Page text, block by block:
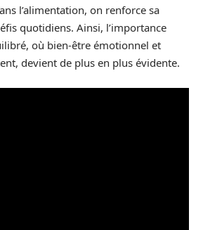
l’alimentation, on renforce sa
quotidiens. Ainsi, l’importance
où bien-être émotionnel et
devient de plus en plus évidente.